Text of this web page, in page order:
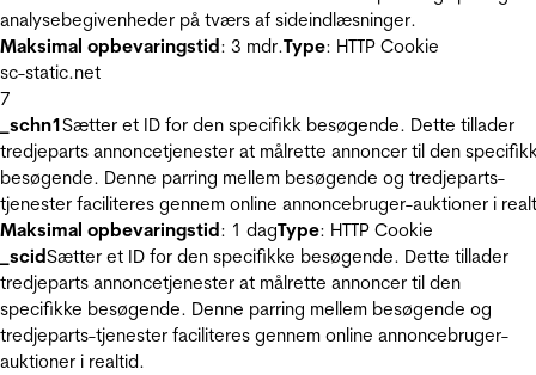
analysebegivenheder på tværs af sideindlæsninger.
Maksimal opbevaringstid: 3 mdr.Type: HTTP Cookie
sc-static.net
7
_schn1Sætter et ID for den specifikk besøgende. Dette tillader
tredjeparts annoncetjenester at målrette annoncer til den
besøgende. Denne parring mellem besøgende og tredjeparts-
tjenester faciliteres gennem online annoncebruger-auktioner i
Maksimal opbevaringstid: 1 dagType: HTTP Cookie
_scidSætter et ID for den specifikke besøgende. Dette tillader
tredjeparts annoncetjenester at målrette annoncer til den
specifikke besøgende. Denne parring mellem besøgende og
tredjeparts-tjenester faciliteres gennem online annoncebruger-
auktioner i realtid.